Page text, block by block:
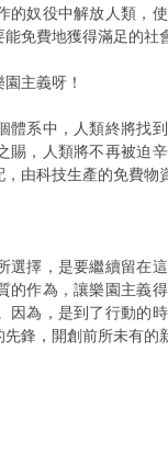
的奴役中解放人類，
免費地獲得滿足的社
主義呀！
體系中，人類終將找
賜，人類將不再被迫
由科技生產的免費物
選擇，是要繼續留在
的作為，讓樂園主義
因為，是到了行動的
鋒，開創前所未有的